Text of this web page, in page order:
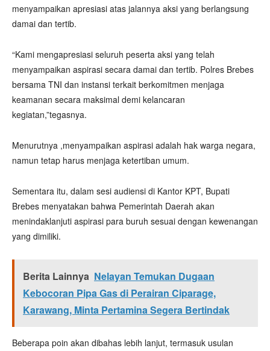
menyampaikan apresiasi atas jalannya aksi yang berlangsung
damai dan tertib.
“Kami mengapresiasi seluruh peserta aksi yang telah
menyampaikan aspirasi secara damai dan tertib. Polres Brebes
bersama TNI dan instansi terkait berkomitmen menjaga
keamanan secara maksimal demi kelancaran
kegiatan,”tegasnya.
Menurutnya ,menyampaikan aspirasi adalah hak warga negara,
namun tetap harus menjaga ketertiban umum.
Sementara itu, dalam sesi audiensi di Kantor KPT, Bupati
Brebes menyatakan bahwa Pemerintah Daerah akan
menindaklanjuti aspirasi para buruh sesuai dengan kewenangan
yang dimiliki.
Berita Lainnya Nelayan Temukan Dugaan
Kebocoran Pipa Gas di Perairan Ciparage,
Karawang, Minta Pertamina Segera Bertindak
Beberapa poin akan dibahas lebih lanjut, termasuk usulan